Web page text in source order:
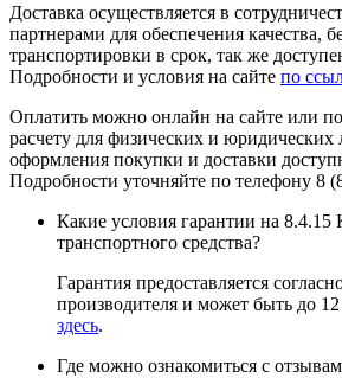
Доставка осуществляется в
партнерами для обеспечения качества,
транспортировки в срок, так же
Подробности и условия на сайте по
Оплатить можно онлайн на сайте или
расчету для физических и юридических
оформления покупки и доставки
Подробности уточняйте по телефону 8
Какие условия гарантии на 8.4.15
транспортного средства?
Гарантия предоставляется
производителя и может быть до 12
здесь.
Где можно ознакомиться с